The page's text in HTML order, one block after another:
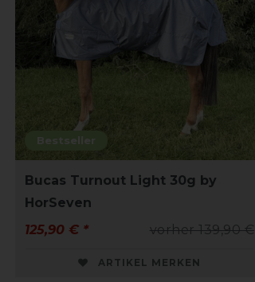
Bestseller
Bucas Turnout Light 30g by
HorSeven
vorher 139,90 €
125,90 € *
ARTIKEL MERKEN